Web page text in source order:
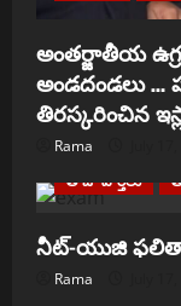
అంతర్జాతీయ
అండదండలు …
తిరస్కరించిన
Rama
తాజా వార్తలు
నీట్-యుజి
Rama